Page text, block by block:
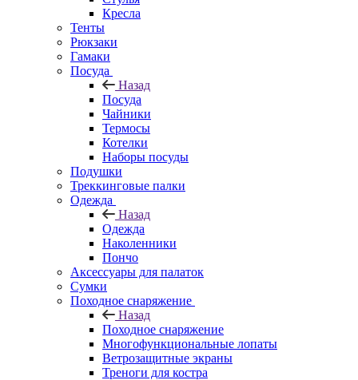
Кресла
Тенты
Рюкзаки
Гамаки
Посуда
Назад
Посуда
Чайники
Термосы
Котелки
Наборы посуды
Подушки
Треккинговые палки
Одежда
Назад
Одежда
Наколенники
Пончо
Аксессуары для палаток
Сумки
Походное снаряжение
Назад
Походное снаряжение
Многофункциональные лопаты
Ветрозащитные экраны
Треноги для костра